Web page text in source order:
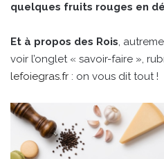
quelques fruits rouges en
Et à propos des Rois,
voir l’onglet « savoir-faire »,
lefoiegras.fr : on vous dit tout !